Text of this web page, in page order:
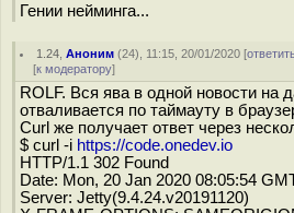
Гении нейминга...
1.24 ,Аноним (24), 11:15, 20/01/2020 [
[к модератору]
ROLF. Вся ява в одной новости на
отваливается по таймауту в
Curl же получает ответ через
$ curl -i https://code.onedev.io
HTTP/1.1 302 Found
Date: Mon, 20 Jan 2020 08:05:54
Server: Jetty(9.4.24.v20191120)